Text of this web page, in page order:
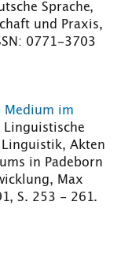
Sprache,
und Praxis,
0771-3703
Medium im
Linguistische
Akten
in Padeborn
Max
S. 253 - 261.